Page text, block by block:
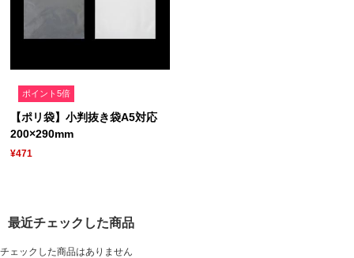
ポイント5倍
【ポリ袋】小判抜き袋A5対応
200×290mm
¥471
最近チェックした商品
チェックした商品はありません